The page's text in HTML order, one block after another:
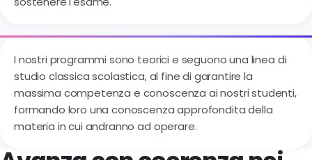
I nostri programmi sono teorici e seguono una linea di
studio classica scolastica, al fine di garantire la
massima competenza e conoscenza ai nostri studenti,
formando loro una conoscenza approfondita della
materia in cui andranno ad operare.